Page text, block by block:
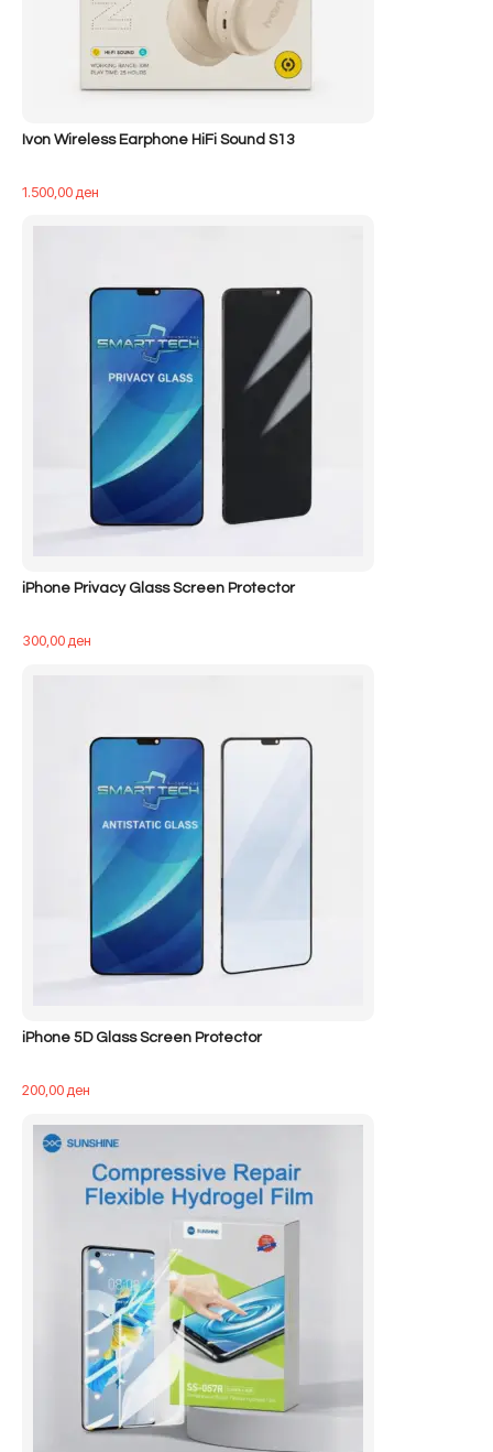
Ivon Wireless Earphone HiFi Sound S13
1.500,00ден
iPhone Privacy Glass Screen Protector
300,00ден
iPhone 5D Glass Screen Protector
200,00ден